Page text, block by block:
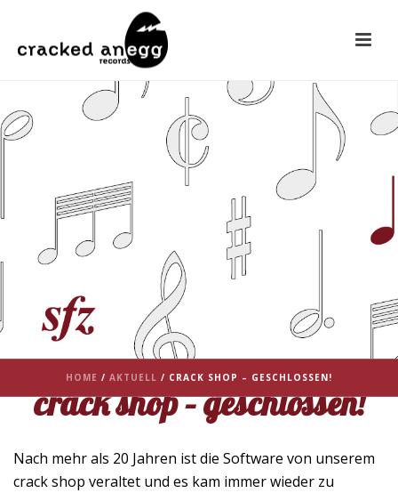
HOME / AKTUELL / CRACK SHOP – GESCHLOSSEN!
crack shop – geschlossen!
Nach mehr als 20 Jahren ist die Software von unserem
crack shop veraltet und es kam immer wieder zu